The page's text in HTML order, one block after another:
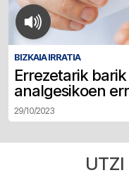
BIZKAIA IRRATIA
Errezetarik
analgesikoen
29/10/2023
UTZI